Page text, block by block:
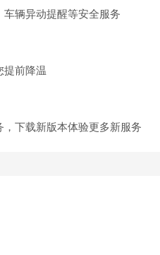
辆异动提醒等安全服务
提前降温
下载新版本体验更多新服务